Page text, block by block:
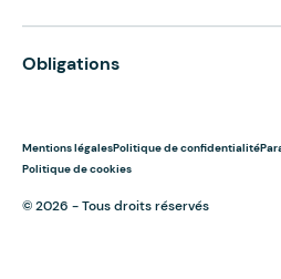
Obligations
Mentions légalesPolitique de confidentialité
Politique de cookies
© 2026 - Tous droits réservés